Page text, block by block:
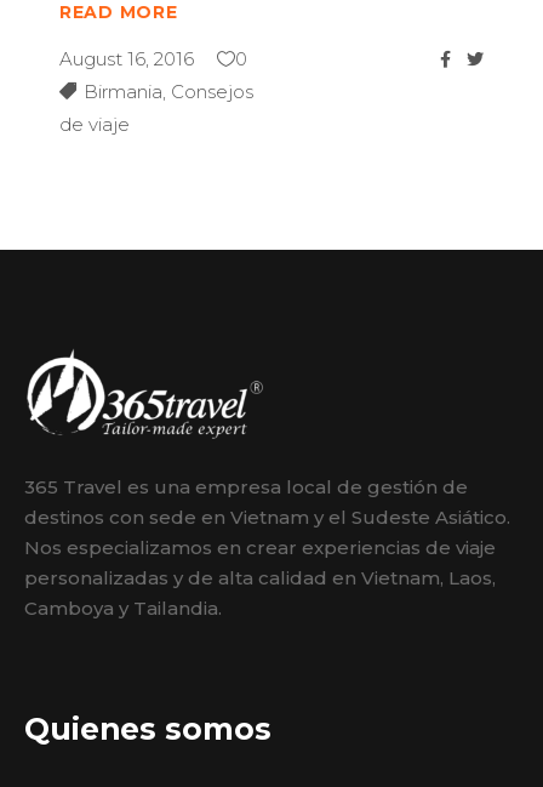
READ MORE
August 16, 2016
0
Birmania, Consejos
de viaje
365 Travel es una empresa local de gestión de
destinos con sede en Vietnam y el Sudeste Asiático.
Nos especializamos en crear experiencias de viaje
personalizadas y de alta calidad en Vietnam, Laos,
Camboya y Tailandia.
Quienes somos